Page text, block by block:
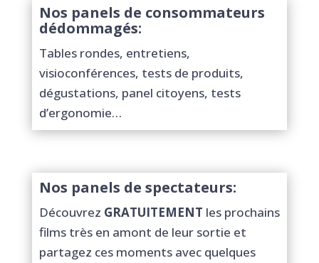
Nos panels de consommateurs
dédommagés:
Tables rondes, entretiens,
visioconférences, tests de produits,
dégustations, panel citoyens, tests
d’ergonomie…
Nos panels de spectateurs:
Découvrez GRATUITEMENT les prochains
films très en amont de leur sortie et
partagez ces moments avec quelques